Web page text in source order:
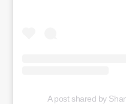
A post shared by